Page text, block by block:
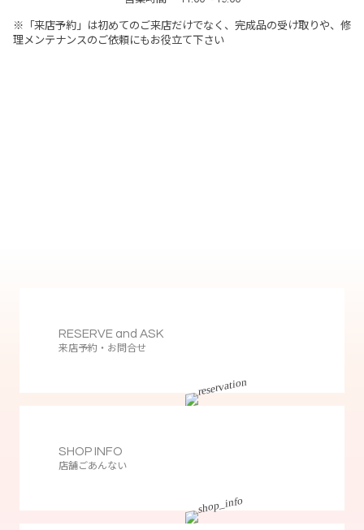
※「来店予約」は初めてのご来店だけでなく、完成品の受け取りや、修
理メンテナンスのご依頼にもお役立て下さい
RESERVE and ASK
来店予約・お問合せ
SHOP INFO
店舗ごあんない